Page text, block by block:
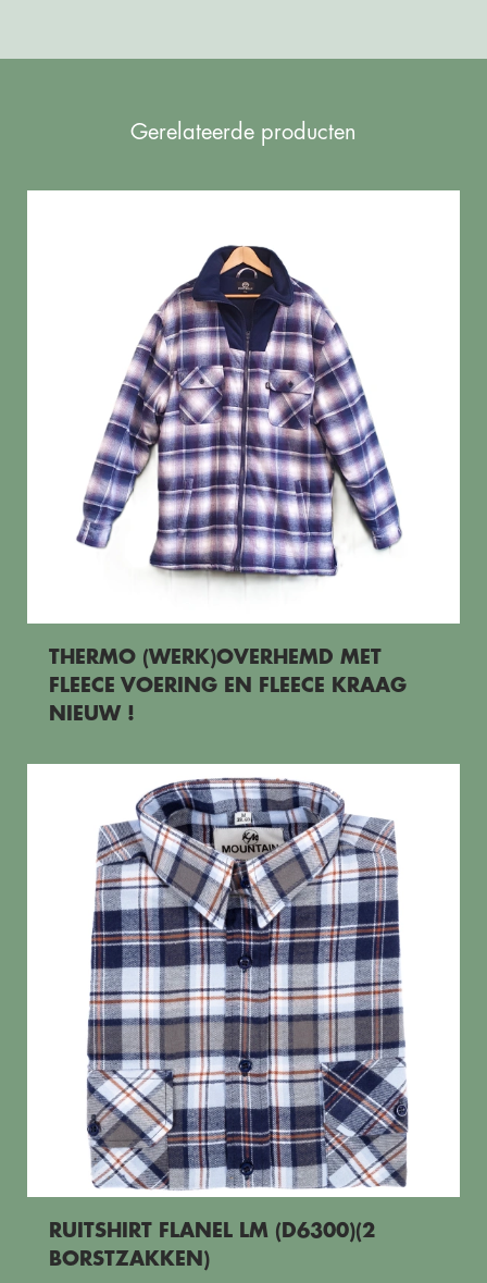
Gerelateerde producten
THERMO (WERK)OVERHEMD MET
FLEECE VOERING EN FLEECE KRAAG
NIEUW !
RUITSHIRT FLANEL LM (D6300)(2
BORSTZAKKEN)